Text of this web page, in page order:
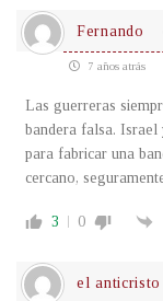
Fernando
7 años atrás
Las guerreras
bandera falsa. Israel
para fabricar una
cercano,
3 0
el